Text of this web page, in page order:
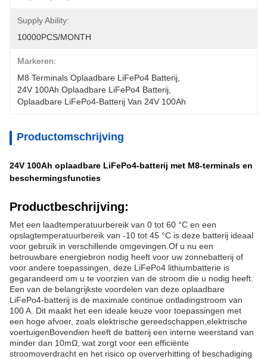
Supply Ability:
10000PCS/MONTH
Markeren:
M8 Terminals Oplaadbare LiFePo4 Batterij
24V 100Ah Oplaadbare LiFePo4 Batterij
Oplaadbare LiFePo4-Batterij Van 24V 100Ah
Productomschrijving
24V 100Ah oplaadbare LiFePo4-batterij met M8-terminals en
beschermingsfuncties
Productbeschrijving:
Met een laadtemperatuurbereik van 0 tot 60 °C en een
opslagtemperatuurbereik van -10 tot 45 °C is deze batterij ideaal
voor gebruik in verschillende omgevingen.Of u nu een
betrouwbare energiebron nodig heeft voor uw zonnebatterij of
voor andere toepassingen, deze LiFePo4 lithiumbatterie is
gegarandeerd om u te voorzien van de stroom die u nodig heeft.
Een van de belangrijkste voordelen van deze oplaadbare
LiFePo4-batterij is de maximale continue ontladingstroom van
100 A. Dit maakt het een ideale keuze voor toepassingen met
een hoge afvoer, zoals elektrische gereedschappen,elektrische
voertuigenBovendien heeft de batterij een interne weerstand van
minder dan 10mΩ, wat zorgt voor een efficiënte
stroomoverdracht en het risico op oververhitting of beschadiging